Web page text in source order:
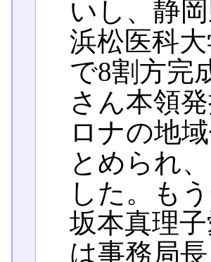
いし、静
浜松医科
で8割方完
さん本領
ロナの地
とめられ
した。も
坂本真理
は事務局